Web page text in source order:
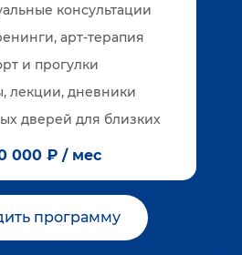
консультации
арт-терапия
и прогулки
лекции, дневники
дверей для близких
000 ₽ / мес
программу